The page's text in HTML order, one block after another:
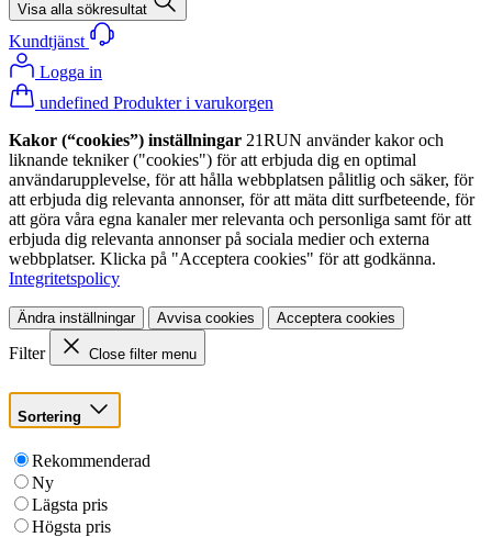
Visa alla sökresultat
Kundtjänst
Logga in
undefined Produkter i varukorgen
Kakor (“cookies”) inställningar 21RUN använder kakor och
liknande tekniker ("cookies") för att erbjuda dig en optimal
användarupplevelse, för att hålla webbplatsen pålitlig och säker, för
att erbjuda dig relevanta annonser, för att mäta ditt surfbeteende, för
att göra våra egna kanaler mer relevanta och personliga samt för att
erbjuda dig relevanta annonser på sociala medier och externa
webbplatser. Klicka på "Acceptera cookies" för att godkänna.
Integritetspolicy
Ändra inställningar Avvisa cookies Acceptera cookies
Filter Close filter menu
Sortering
Rekommenderad
Ny
Lägsta pris
Högsta pris